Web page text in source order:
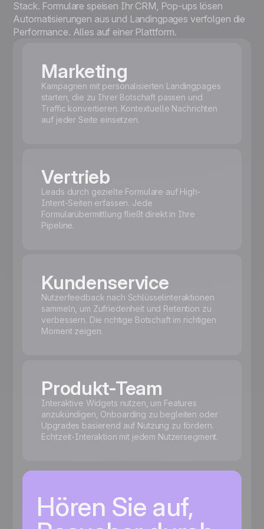
Stack. Formulare speisen Ihr CRM, Pop-ups lösen
Automatisierungen aus und Landingpages verfolgen die
Performance. Alles auf einer Plattform.
Marketing
Kampagnen mit personalisierten Landingpages
starten, die zu Ihrer Botschaft passen und
Traffic konvertieren. Kontextuelle Nachrichten
auf jeder Seite einsetzen.
Vertrieb
Leads durch gezielte Formulare auf High-
Intent-Seiten erfassen. Jede
Formularübermittlung fließt direkt in Ihre
Pipeline.
Kundenservice
Nutzerfeedback nach Schlüsselinteraktionen
sammeln, um Zufriedenheit und Retention zu
verbessern. Die richtige Botschaft im richtigen
Moment zeigen.
Produkt-Team
Interaktive Widgets nutzen, um Features
anzukündigen, Onboarding zu begleiten oder
Upgrades basierend auf Nutzung zu fördern.
Echtzeit-Interaktion mit jedem Nutzersegment.
Hören Sie auf,